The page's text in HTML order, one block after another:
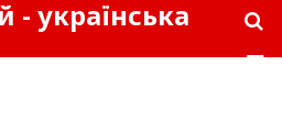
- українська